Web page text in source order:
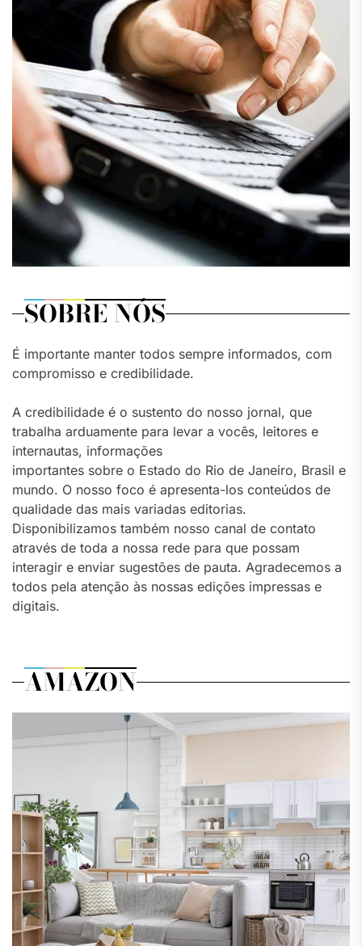
SOBRE NÓS
É importante manter todos sempre informados, com
compromisso e credibilidade.
A credibilidade é o sustento do nosso jornal, que
trabalha arduamente para levar a vocês, leitores e
internautas, informações
importantes sobre o Estado do Rio de Janeiro, Brasil e
mundo. O nosso foco é apresenta-los conteúdos de
qualidade das mais variadas editorias.
Disponibilizamos também nosso canal de contato
através de toda a nossa rede para que possam
interagir e enviar sugestões de pauta. Agradecemos a
todos pela atenção às nossas edições impressas e
digitais.
AMAZON